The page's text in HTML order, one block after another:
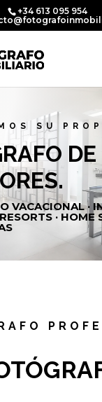
+34 613 095 954
SU
DE
VACACIONAL ·
· HOME